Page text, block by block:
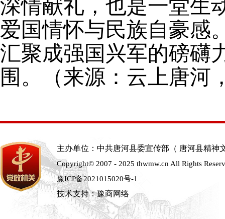
深情献礼，也是一堂生
爱国情怀与民族自豪感
汇聚成强国兴军的磅礴
围。
（来源：云上唐河
主办单位：中共唐河县委宣传部（ 唐河县精神
Copyright© 2007 - 2025 thwmw.cn All Rights
豫ICP备2021015020号-1
技术支持：豫商网络